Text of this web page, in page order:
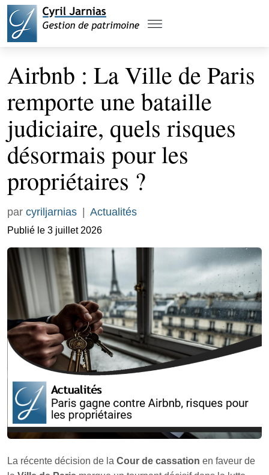
Airbnb : La Ville de Paris
remporte une bataille
judiciaire, quels risques
désormais pour les
propriétaires ?
par cyriljarnias Actualités
Publié le 3 juillet 2026
La récente décision de la Cour de cassation en faveur de